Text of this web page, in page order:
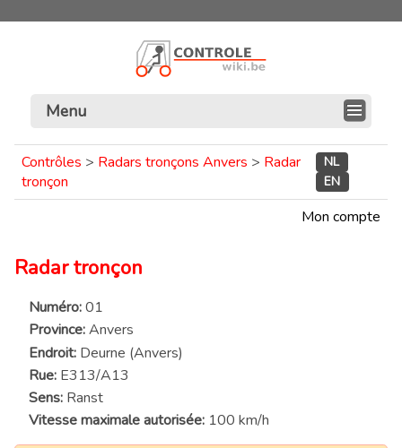
Menu
Contrôles > Radars tronçons Anvers > Radar
tronçon
NL
EN
Mon compte
Radar tronçon
Numéro:01
Province:Anvers
Endroit: Deurne (Anvers)
Rue: E313/A13
Sens: Ranst
Vitesse maximale autorisée: 100 km/h